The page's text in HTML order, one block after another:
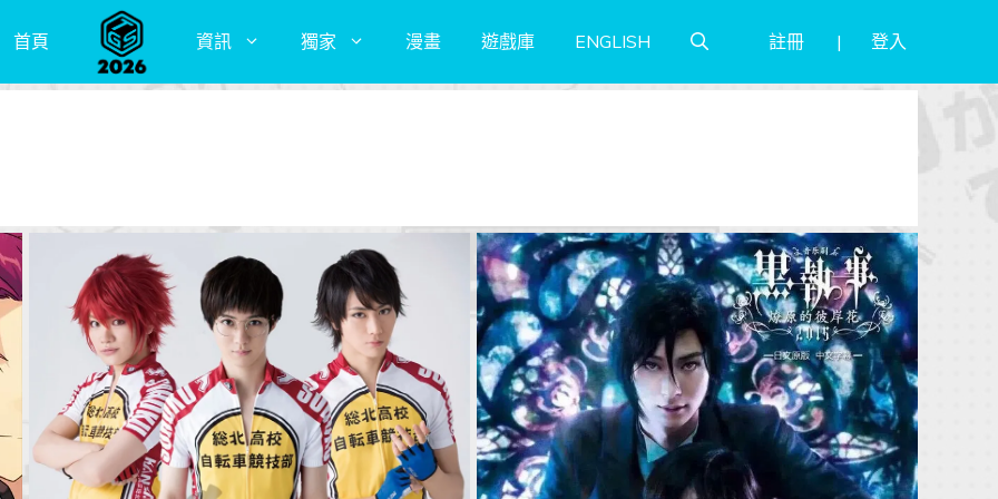
首頁 資訊 獨家 漫畫 遊戲庫 ENGLISH 註冊 登入